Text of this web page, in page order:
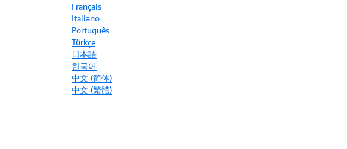
Français
Italiano
Português
Türkçe
日本語
한국어
中文 (简体)
中文 (繁體)